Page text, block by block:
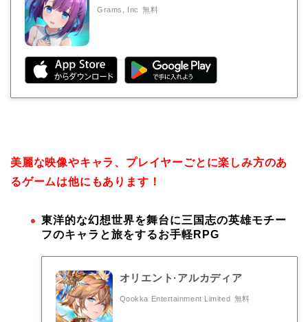
Grams, Inc 無料
美麗な映像やキャラ、プレイヤーごとに楽しみ方のあ
るゲームは他にもあります！
東洋的な幻想世界を舞台に三国志の英雄モチー
フのキャラと旅をするお手軽RPG
オリエント·アルカディア
Qookka Entertainment Limited 無料